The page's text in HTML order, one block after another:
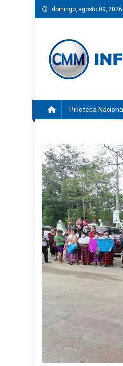
Saltar
al
domingo, agosto 09, 2026
Pinotepa Nacional